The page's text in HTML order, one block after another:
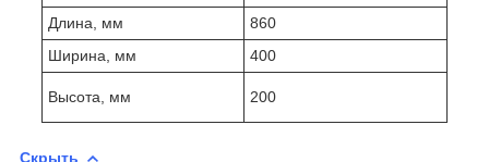
Длина, мм
860
Ширина, мм
400
Высота, мм 200
Скрыть